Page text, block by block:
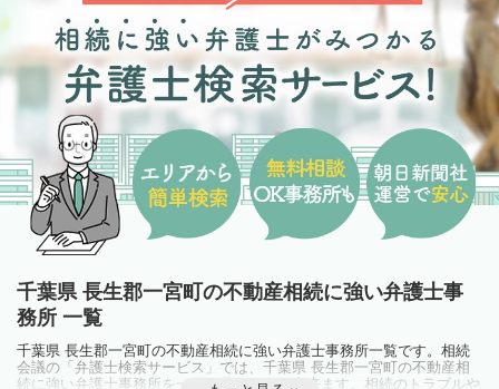
千葉県 長生郡一宮町の不動産相続に強い弁護士事
務所 一覧
千葉県 長生郡一宮町の不動産相続に強い弁護士事務所一覧です。相続
会議の「弁護士検索サービス」では、千葉県 長生郡一宮町の不動産相
続に強い弁護士事務所を一覧で見ることが出来ます。相続のトラブルや